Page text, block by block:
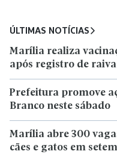
ÚLTIMAS NOTÍCIAS
Marília realiza
após registro de
Prefeitura promove
Branco neste sábado
Marília abre 300
cães e gatos em